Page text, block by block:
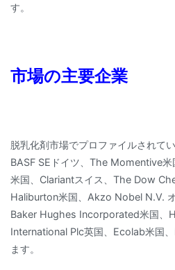
す。
市場の主要企業
脱乳化剤市場でプロファイルされて
BASF SEドイツ、The Momentive
米国、Clariantスイス、The Dow
Haliburton米国、Akzo Nobel N.V.
Baker Hughes Incorporated米国、
International Plc英国、Ecolab米国
ます。